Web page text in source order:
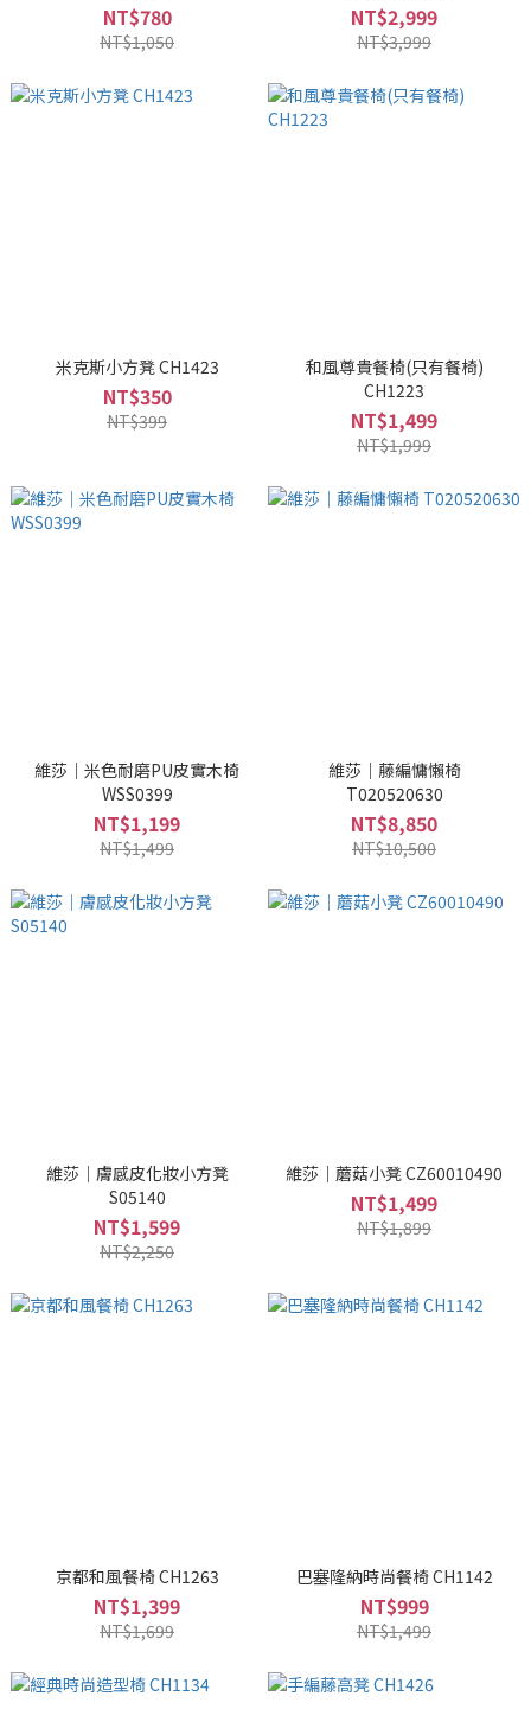
NT$780
NT$1,050
NT$2,999
NT$3,999
米克斯小方凳 CH1423
NT$350
NT$399
和風尊貴餐椅(只有餐椅)
CH1223
NT$1,499
NT$1,999
維莎｜米色耐磨PU皮實木椅
WSS0399
NT$1,199
NT$1,499
維莎｜藤編慵懶椅
T020520630
NT$8,850
NT$10,500
維莎｜膚感皮化妝小方凳
S05140
NT$1,599
NT$2,250
維莎｜蘑菇小凳 CZ60010490
NT$1,499
NT$1,899
京都和風餐椅 CH1263
NT$1,399
NT$1,699
巴塞隆納時尚餐椅 CH1142
NT$999
NT$1,499